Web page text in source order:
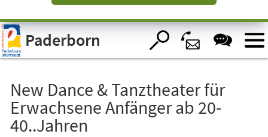
Visuelle
Assistenzsoftware
öffnen.Paderborn
New Dance & Tanztheater für
Erwachsene Anfänger ab 20-
40..Jahren